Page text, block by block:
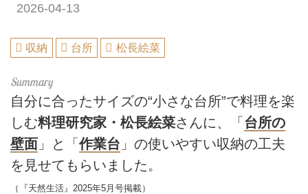
2026-04-13
収納 台所 松長絵菜
自分に合ったサイズの“小さな台所”で料理を楽
しむ料理研究家・松長絵菜さんに、「 台所の
壁面 」と「作業台 」の使いやすい収納の工夫
を見せてもらいました。
（『天然生活』2025年5月号掲載）